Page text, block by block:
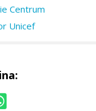
Centrum
Unicef